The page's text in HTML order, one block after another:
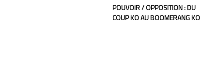
POUVOIR / OPPOSITION : DU
COUP KO AU BOOMERANG KO